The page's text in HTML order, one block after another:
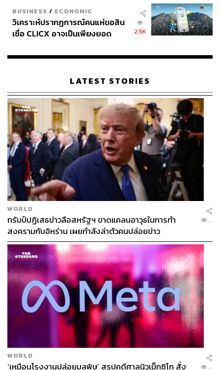
BUSINESS / ECONOMIC
วิเคราะห์ปรากฏการณ์คนแห่ขอสิน
เชื่อ CLICX อาจเป็นเพียงยอด
เรือนไทยที่ถูกซุกไว้
2.5K
LATEST STORIES
WORLD
ทรัมป์ปฏิเสธข่าวลือสหรัฐฯ ขาดแคลนอาวุธในการทำ
สงครามกับอิหร่าน เผยกำลังล่าตัวคนปล่อยข่าว
...
WORLD
‘เหมือนโรงงานปล่อยมลพิษ’ สรุปคดีศาลนิวเม็กซิโก สั่ง ...